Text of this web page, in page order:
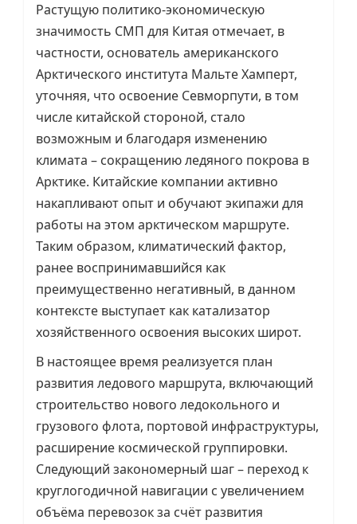
Растущую политико-экономическую
значимость СМП для Китая отмечает, в
частности, основатель американского
Арктического института Мальте Хамперт,
уточняя, что освоение Севморпути, в том
числе китайской стороной, стало
возможным и благодаря изменению
климата – сокращению ледяного покрова в
Арктике. Китайские компании активно
накапливают опыт и обучают экипажи для
работы на этом арктическом маршруте.
Таким образом, климатический фактор,
ранее воспринимавшийся как
преимущественно негативный, в данном
контексте выступает как катализатор
хозяйственного освоения высоких широт.
В настоящее время реализуется план
развития ледового маршрута, включающий
строительство нового ледокольного и
грузового флота, портовой инфраструктуры,
расширение космической группировки.
Следующий закономерный шаг – переход к
круглогодичной навигации с увеличением
объёма перевозок за счёт развития